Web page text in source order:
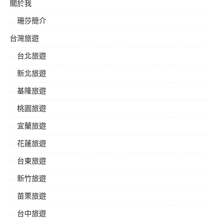
字:
關於我
珊莎簡介
台灣旅遊
台北旅遊
新北旅遊
基隆旅遊
桃園旅遊
宜蘭旅遊
花蓮旅遊
台東旅遊
新竹旅遊
苗栗旅遊
台中旅遊